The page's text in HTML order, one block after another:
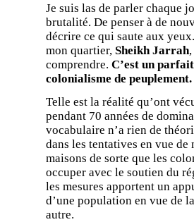
Je suis las de parler chaque
brutalité. De penser à de
décrire ce qui saute aux
mon quartier, Sheikh Jarrah
comprendre. C’est un
colonialisme de peuplement.
Telle est la réalité qu’ont
pendant 70 années de
vocabulaire n’a rien de
dans les tentatives en vue de
maisons de sorte que les
occuper avec le soutien du
les mesures apportent un
d’une population en vue de
autre.